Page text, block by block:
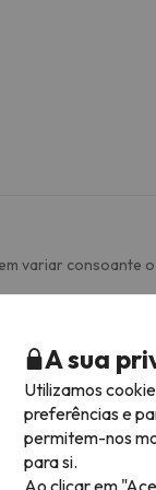
variar consoante
A sua
Utilizamos
preferências e
permitem-nos
para si.
Ao clicar em